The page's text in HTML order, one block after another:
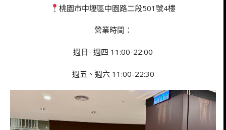
桃園市中壢區中園路二段501號4樓
營業時間：
週日- 週四 11:00-22:00
週五、週六 11:00-22:30